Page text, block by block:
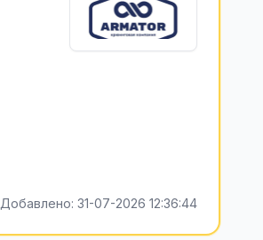
Добавлено: 31-07-2026 12:36:44